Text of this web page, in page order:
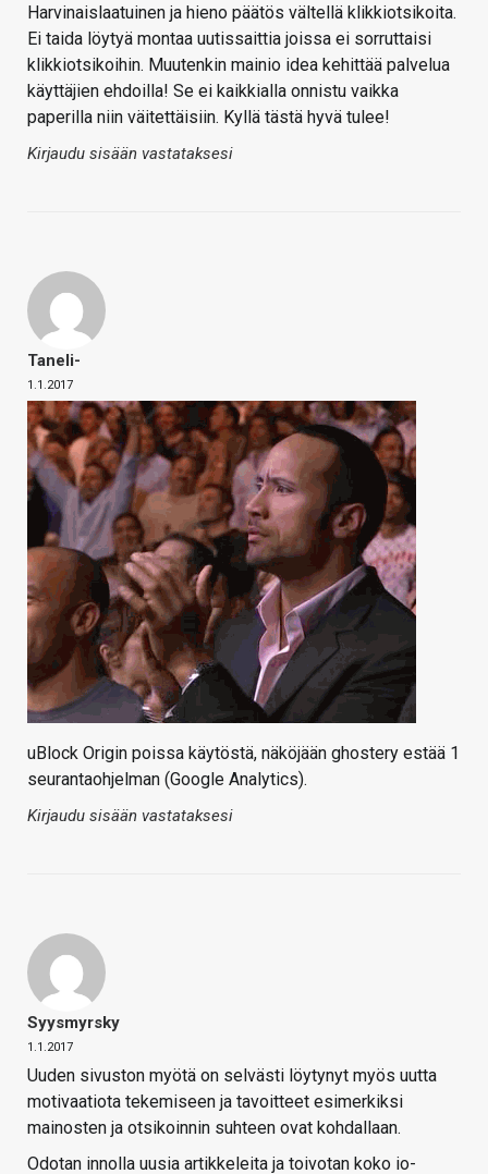
Harvinaislaatuinen ja hieno päätös vältellä klikkiotsikoita.
Ei taida löytyä montaa uutissaittia joissa ei sorruttaisi
klikkiotsikoihin. Muutenkin mainio idea kehittää palvelua
käyttäjien ehdoilla! Se ei kaikkialla onnistu vaikka
paperilla niin väitettäisiin. Kyllä tästä hyvä tulee!
Kirjaudu sisään vastataksesi
Taneli-
1.1.2017
uBlock Origin poissa käytöstä, näköjään ghostery estää 1
seurantaohjelman (Google Analytics).
Kirjaudu sisään vastataksesi
Syysmyrsky
1.1.2017
Uuden sivuston myötä on selvästi löytynyt myös uutta
motivaatiota tekemiseen ja tavoitteet esimerkiksi
mainosten ja otsikoinnin suhteen ovat kohdallaan.
Odotan innolla uusia artikkeleita ja toivotan koko io-